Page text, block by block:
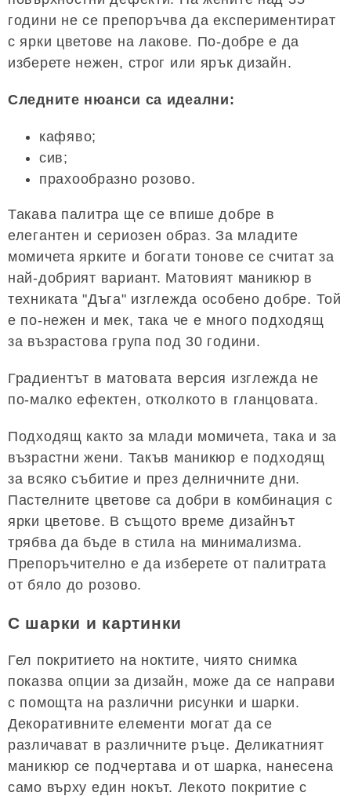
години не се препоръчва да експериментират
с ярки цветове на лакове. По-добре е да
изберете нежен, строг или ярък дизайн.
Следните нюанси са идеални:
кафяво;
сив;
прахообразно розово.
Такава палитра ще се впише добре в
елегантен и сериозен образ. За младите
момичета ярките и богати тонове се считат за
най-добрият вариант. Матовият маникюр в
техниката "Дъга" изглежда особено добре. Той
е по-нежен и мек, така че е много подходящ
за възрастова група под 30 години.
Градиентът в матовата версия изглежда не
по-малко ефектен, отколкото в гланцовата.
Подходящ както за млади момичета, така и за
възрастни жени. Такъв маникюр е подходящ
за всяко събитие и през делничните дни.
Пастелните цветове са добри в комбинация с
ярки цветове. В същото време дизайнът
трябва да бъде в стила на минимализма.
Препоръчително е да изберете от палитрата
от бяло до розово.
С шарки и картинки
Гел покритието на ноктите, чиято снимка
показва опции за дизайн, може да се направи
с помощта на различни рисунки и шарки.
Декоративните елементи могат да се
различават в различните ръце. Деликатният
маникюр се подчертава и от шарка, нанесена
само върху един нокът. Лекото покритие с